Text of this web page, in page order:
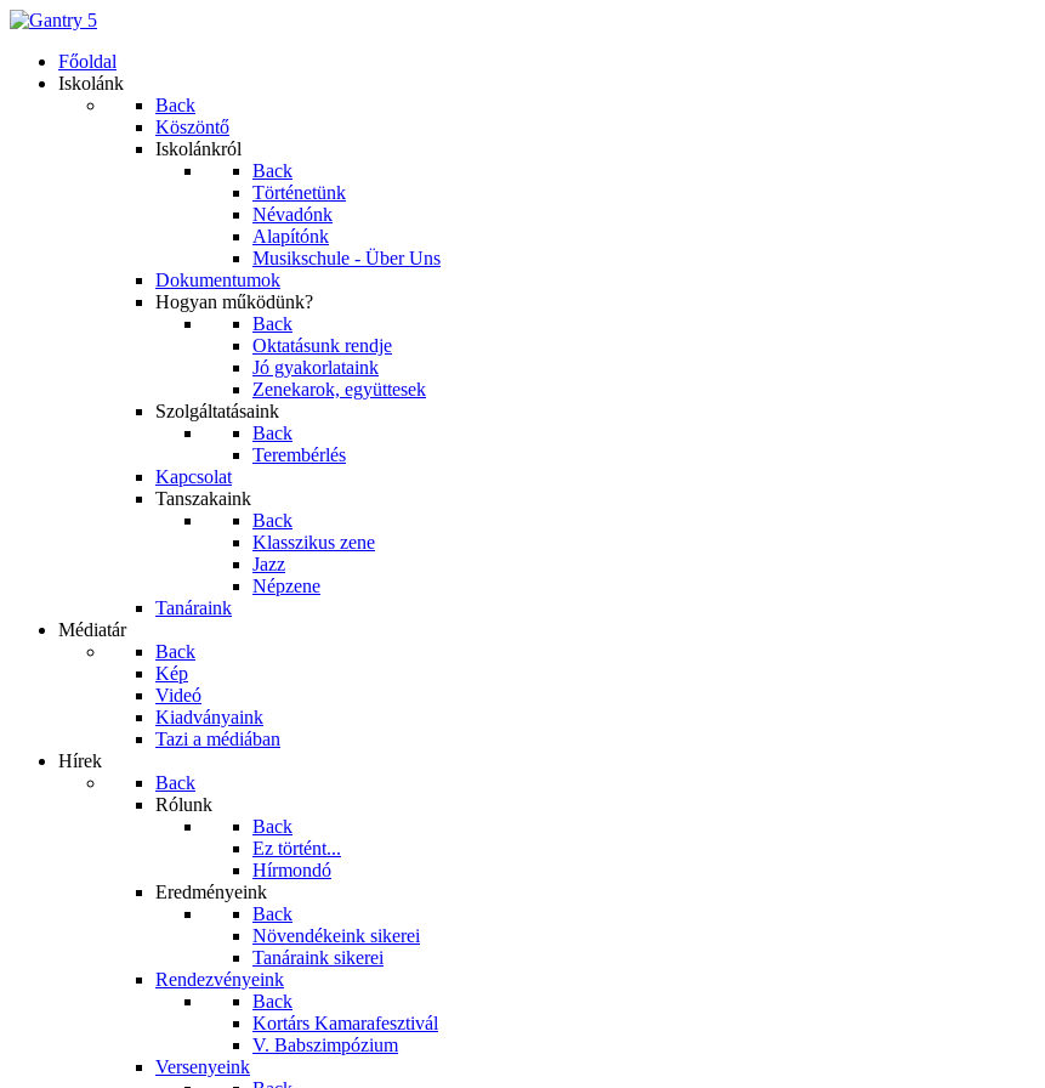
Főoldal
Iskolánk
Back
Köszöntő
Iskolánkról
Back
Történetünk
Névadónk
Alapítónk
Musikschule - Über Uns
Dokumentumok
Hogyan működünk?
Back
Oktatásunk rendje
Jó gyakorlataink
Zenekarok, együttesek
Szolgáltatásaink
Back
Terembérlés
Kapcsolat
Tanszakaink
Back
Klasszikus zene
Jazz
Népzene
Tanáraink
Médiatár
Back
Kép
Videó
Kiadványaink
Tazi a médiában
Hírek
Back
Rólunk
Back
Ez történt...
Hírmondó
Eredményeink
Back
Növendékeink sikerei
Tanáraink sikerei
Rendezvényeink
Back
Kortárs Kamarafesztivál
V. Babszimpózium
Versenyeink